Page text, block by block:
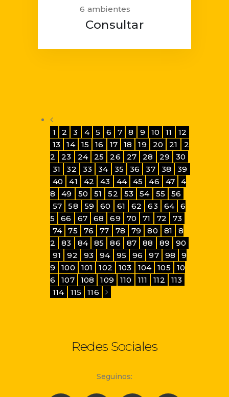
6 ambientes
Consultar
1 2 3 4 5 6 7 8 9 10 11
12
13
14 15 16 17 18 19 20 21
2
2
23 24 25 26 27 28 29
30
31
32 33 34 35 36 37 38
39
40
41 42 43 44 45 46 47
4
8
49 50 51 52 53 54 55
56
57
58 59 60 61 62 63 64
6
5
66 67 68 69 70 71 72
73
74
75 76 77 78 79 80 81
8
2
83 84 85 86 87 88 89
90
91
92 93 94 95 96 97 98
9
9
100 101 102 103 104 105
10
6
107 108 109 110 111 112
113
114
115 116
Redes Sociales
Seguinos: